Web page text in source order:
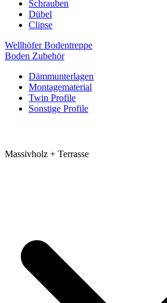
Schrauben
Dübel
Clipse
Wellhöfer Bodentreppe
Boden Zubehör
Dämmunterlagen
Montagematerial
Twin Profile
Sonstige Profile
Massivholz + Terrasse